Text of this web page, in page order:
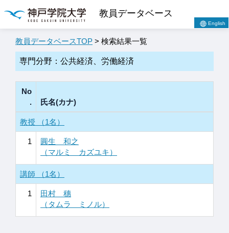
教員データベース
English
教員データベースTOP > 検索結果一覧
専門分野：公共経済、労働経済
No
.
氏名(カナ)
教授 （1名）
1
圓生 和之
（マルミ カズユキ）
講師 （1名）
1
田村 穗
（タムラ ミノル）